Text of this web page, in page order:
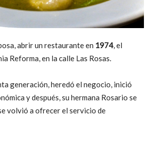
abrir un restaurante en 1974, el
Reforma, en la calle Las Rosas.
generación, heredó el negocio, inició
y después, su hermana Rosario se
volvió a ofrecer el servicio de